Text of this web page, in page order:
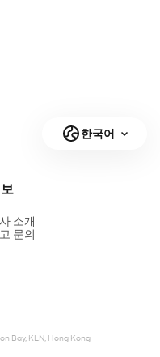
한국어
소개
문의
Bay, KLN, Hong Kong